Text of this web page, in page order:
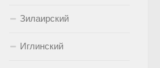
Зилаирский
Иглинский